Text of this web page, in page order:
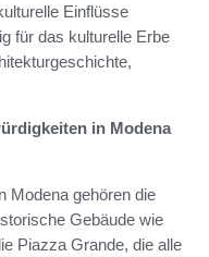
Einflüsse
für das kulturelle Erbe
in Modena
Modena gehören die
Gebäude wie
Piazza Grande, die alle